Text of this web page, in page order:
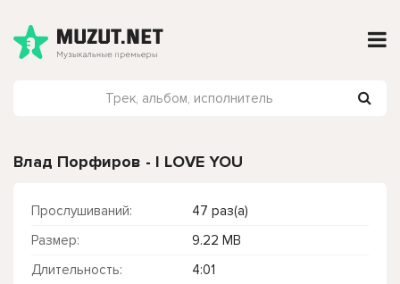
Влад Порфиров - I LOVE YOU
Прослушиваний:
47 раз(а)
Размер:
9.22 MB
Длительность:
4:01